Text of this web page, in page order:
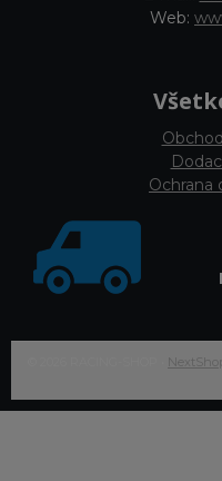
Web:
Ochrana
NextShop